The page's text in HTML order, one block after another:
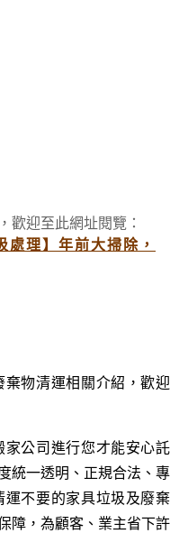
歡迎至此網址閱覽：
處理】年前大掃除，
物清運相關介紹，歡迎
家公司進行您才能安心託
統一透明、正規合法、專
不要的家具垃圾及廢棄
障，為顧客、業主省下許